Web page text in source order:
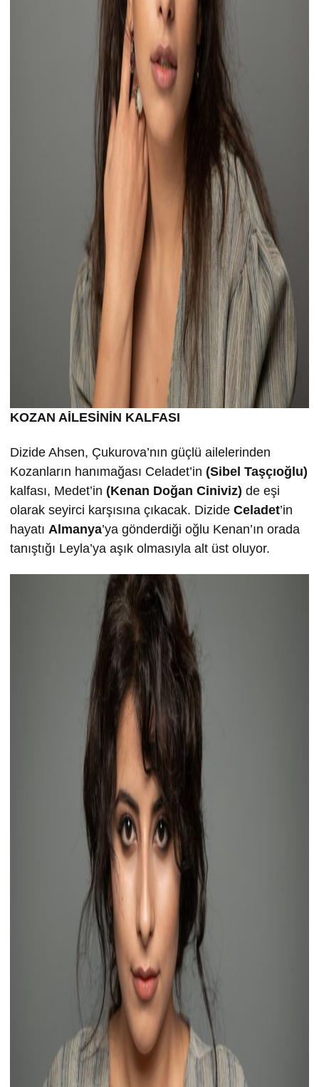
KOZAN AİLESİNİN KALFASI
Dizide Ahsen, Çukurova’nın güçlü ailelerinden
Kozanların hanımağası Celadet’in (Sibel Taşçıoğlu)
kalfası, Medet’in (Kenan Doğan Ciniviz) de eşi
olarak seyirci karşısına çıkacak. Dizide Celadet’in
hayatı Almanya’ya gönderdiği oğlu Kenan’ın orada
tanıştığı Leyla’ya aşık olmasıyla alt üst oluyor.